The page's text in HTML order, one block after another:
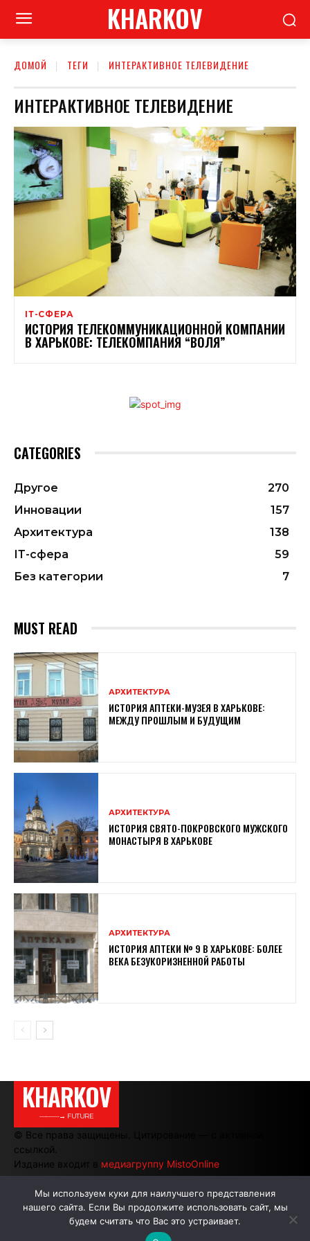
KHARKOV
ДОМОЙ ТЕГИ ИНТЕРАКТИВНОЕ ТЕЛЕВИДЕНИЕ
ИНТЕРАКТИВНОЕ ТЕЛЕВИДЕНИЕ
ІТ-СФЕРА
ИСТОРИЯ ТЕЛЕКОММУНИКАЦИОННОЙ КОМПАНИИ
В ХАРЬКОВЕ: ТЕЛЕКОМПАНИЯ “ВОЛЯ”
CATEGORIES
Другое
270
Инновации
157
Архитектура
138
ІТ-сфера
59
Без категории
7
MUST READ
АРХИТЕКТУРА
ИСТОРИЯ АПТЕКИ-МУЗЕЯ В ХАРЬКОВЕ:
МЕЖДУ ПРОШЛЫМ И БУДУЩИМ
АРХИТЕКТУРА
ИСТОРИЯ СВЯТО-ПОКРОВСКОГО МУЖСКОГО
МОНАСТЫРЯ В ХАРЬКОВЕ
АРХИТЕКТУРА
ИСТОРИЯ АПТЕКИ № 9 В ХАРЬКОВЕ: БОЛЕЕ
ВЕКА БЕЗУКОРИЗНЕННОЙ РАБОТЫ
KHARKOV
———→ FUTURE
© Все права защищены. Цитирование — с активной
ссылкой.
Издание входит в медиагруппу MistoOnline
АВТОРЫ РЕКЛАМА НА САЙТЕ
Мы используем куки для наилучшего представления
нашего сайта. Если Вы продолжите использовать сайт, мы
будем считать что Вас это устраивает.